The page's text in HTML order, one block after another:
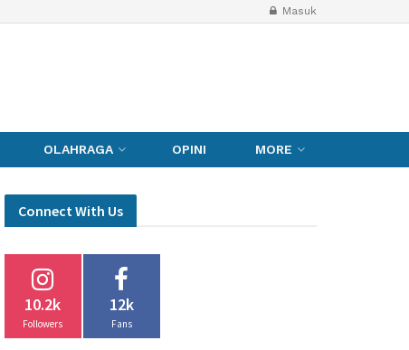
Masuk
OLAHRAGA OPINI MORE
Connect With Us
10.2k
Followers
12k
Fans